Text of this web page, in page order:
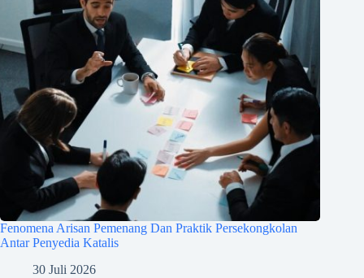
Fenomena Arisan Pemenang Dan Praktik Persekongkolan
Antar Penyedia Katalis
30 Juli 2026